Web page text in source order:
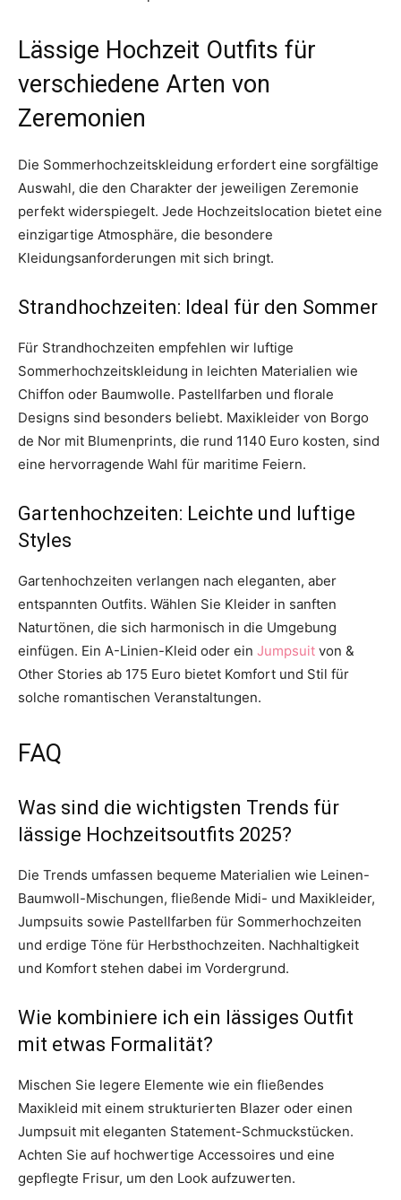
Lässige Hochzeit Outfits für
verschiedene Arten von
Zeremonien
Die Sommerhochzeitskleidung erfordert eine sorgfältige
Auswahl, die den Charakter der jeweiligen Zeremonie
perfekt widerspiegelt. Jede Hochzeitslocation bietet eine
einzigartige Atmosphäre, die besondere
Kleidungsanforderungen mit sich bringt.
Strandhochzeiten: Ideal für den Sommer
Für Strandhochzeiten empfehlen wir luftige
Sommerhochzeitskleidung in leichten Materialien wie
Chiffon oder Baumwolle. Pastellfarben und florale
Designs sind besonders beliebt. Maxikleider von Borgo
de Nor mit Blumenprints, die rund 1140 Euro kosten, sind
eine hervorragende Wahl für maritime Feiern.
Gartenhochzeiten: Leichte und luftige
Styles
Gartenhochzeiten verlangen nach eleganten, aber
entspannten Outfits. Wählen Sie Kleider in sanften
Naturtönen, die sich harmonisch in die Umgebung
einfügen. Ein A-Linien-Kleid oder ein Jumpsuit von &
Other Stories ab 175 Euro bietet Komfort und Stil für
solche romantischen Veranstaltungen.
FAQ
Was sind die wichtigsten Trends für
lässige Hochzeitsoutfits 2025?
Die Trends umfassen bequeme Materialien wie Leinen-
Baumwoll-Mischungen, fließende Midi- und Maxikleider,
Jumpsuits sowie Pastellfarben für Sommerhochzeiten
und erdige Töne für Herbsthochzeiten. Nachhaltigkeit
und Komfort stehen dabei im Vordergrund.
Wie kombiniere ich ein lässiges Outfit
mit etwas Formalität?
Mischen Sie legere Elemente wie ein fließendes
Maxikleid mit einem strukturierten Blazer oder einen
Jumpsuit mit eleganten Statement-Schmuckstücken.
Achten Sie auf hochwertige Accessoires und eine
gepflegte Frisur, um den Look aufzuwerten.